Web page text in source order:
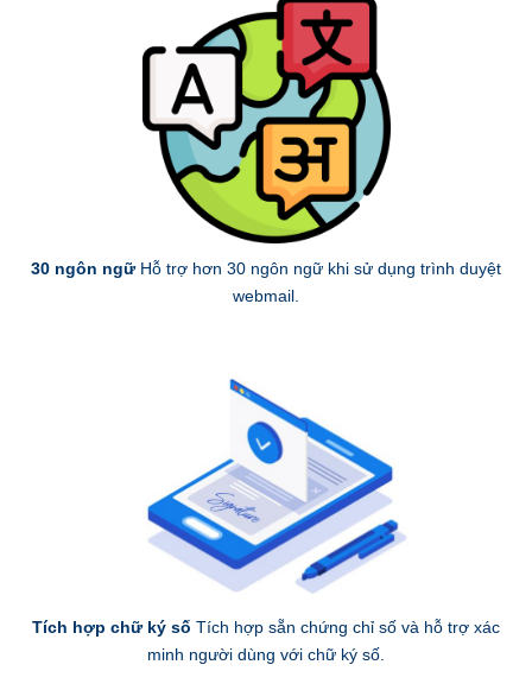
30 ngôn ngữ Hỗ trợ hơn 30 ngôn ngữ khi sử dụng trình duyệt
webmail.
Tích hợp chữ ký số Tích hợp sẵn chứng chỉ số và hỗ trợ xác
minh người dùng với chữ ký số.